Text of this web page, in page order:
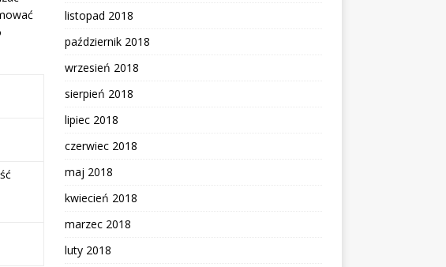
listopad 2018
październik 2018
wrzesień 2018
sierpień 2018
lipiec 2018
czerwiec 2018
maj 2018
kwiecień 2018
marzec 2018
luty 2018